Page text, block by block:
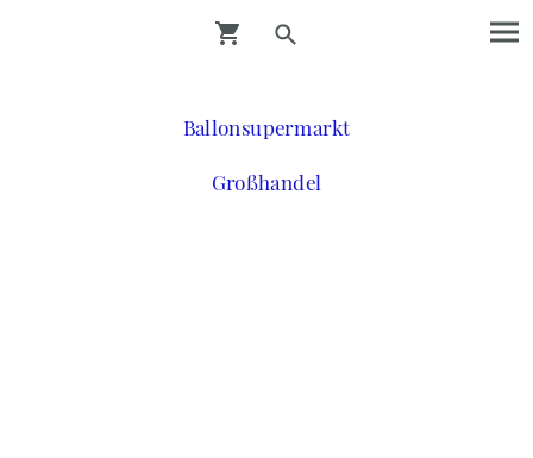
Ballonsupermarkt
Großhandel